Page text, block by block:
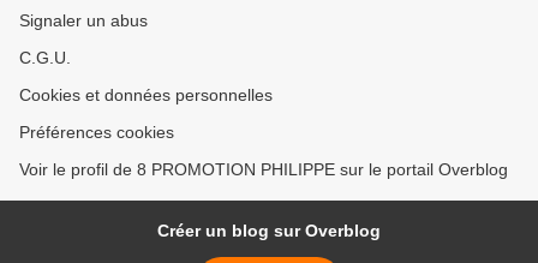
Signaler un abus
C.G.U.
Cookies et données personnelles
Préférences cookies
Voir le profil de 8 PROMOTION PHILIPPE sur le portail Overblog
Créer un blog sur Overblog